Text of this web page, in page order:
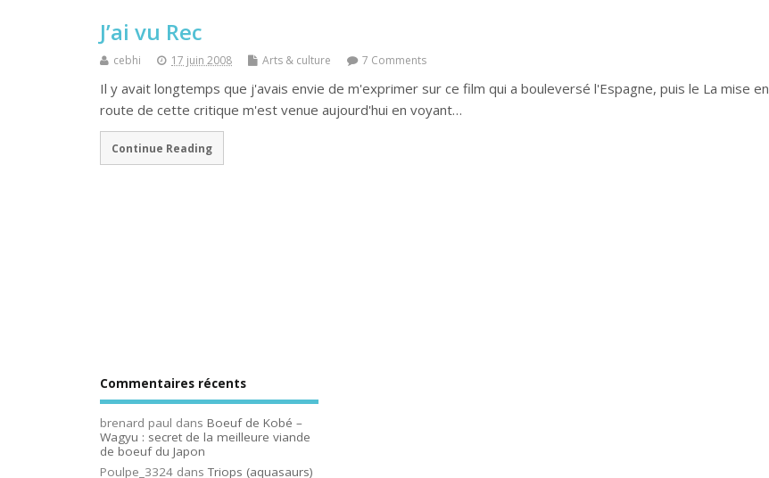
J’ai vu Rec
cebhi 17 juin 2008 Arts & culture 7 Comments
Il y avait longtemps que j'avais envie de m'exprimer sur ce film qui a bouleversé l'Espagne, puis le La mise en
route de cette critique m'est venue aujourd'hui en voyant…
Continue Reading
Commentaires récents
brenard paul dans Boeuf de Kobé –
Wagyu : secret de la meilleure viande
de boeuf du Japon
Poulpe_3324 dansTriops (aquasaurs)